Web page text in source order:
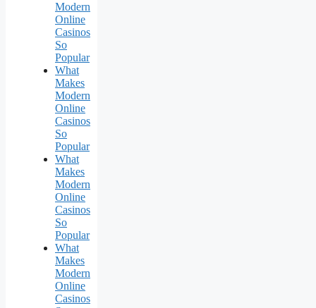
Modern
Online
Casinos
So
Popular
What
Makes
Modern
Online
Casinos
So
Popular
What
Makes
Modern
Online
Casinos
So
Popular
What
Makes
Modern
Online
Casinos